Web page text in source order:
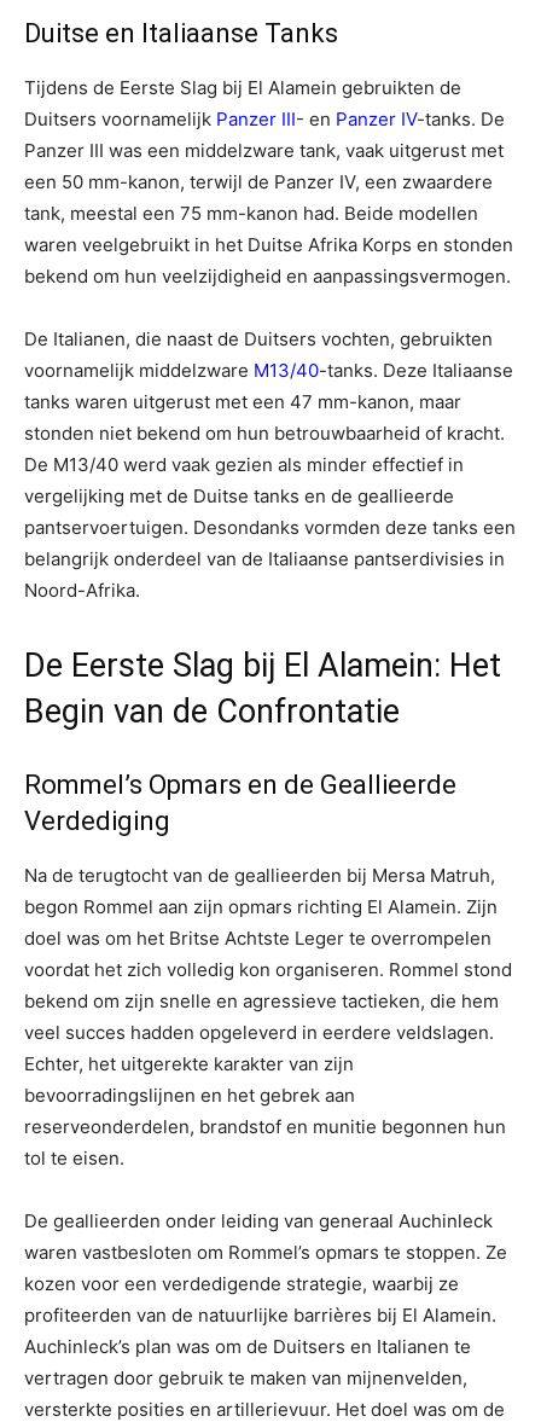
Duitse en Italiaanse Tanks
Tijdens de Eerste Slag bij El Alamein gebruikten de
Duitsers voornamelijk Panzer III- en Panzer IV-tanks. De
Panzer III was een middelzware tank, vaak uitgerust met
een 50 mm-kanon, terwijl de Panzer IV, een zwaardere
tank, meestal een 75 mm-kanon had. Beide modellen
waren veelgebruikt in het Duitse Afrika Korps en stonden
bekend om hun veelzijdigheid en aanpassingsvermogen.
De Italianen, die naast de Duitsers vochten, gebruikten
voornamelijk middelzware M13/40-tanks. Deze Italiaanse
tanks waren uitgerust met een 47 mm-kanon, maar
stonden niet bekend om hun betrouwbaarheid of kracht.
De M13/40 werd vaak gezien als minder effectief in
vergelijking met de Duitse tanks en de geallieerde
pantservoertuigen. Desondanks vormden deze tanks een
belangrijk onderdeel van de Italiaanse pantserdivisies in
Noord-Afrika.
De Eerste Slag bij El Alamein: Het
Begin van de Confrontatie
Rommel’s Opmars en de Geallieerde
Verdediging
Na de terugtocht van de geallieerden bij Mersa Matruh,
begon Rommel aan zijn opmars richting El Alamein. Zijn
doel was om het Britse Achtste Leger te overrompelen
voordat het zich volledig kon organiseren. Rommel stond
bekend om zijn snelle en agressieve tactieken, die hem
veel succes hadden opgeleverd in eerdere veldslagen.
Echter, het uitgerekte karakter van zijn
bevoorradingslijnen en het gebrek aan
reserveonderdelen, brandstof en munitie begonnen hun
tol te eisen.
De geallieerden onder leiding van generaal Auchinleck
waren vastbesloten om Rommel’s opmars te stoppen. Ze
kozen voor een verdedigende strategie, waarbij ze
profiteerden van de natuurlijke barrières bij El Alamein.
Auchinleck’s plan was om de Duitsers en Italianen te
vertragen door gebruik te maken van mijnenvelden,
versterkte posities en artillerievuur. Het doel was om de